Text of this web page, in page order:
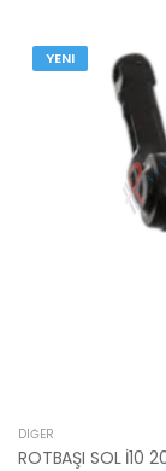
YENI
DIĞER